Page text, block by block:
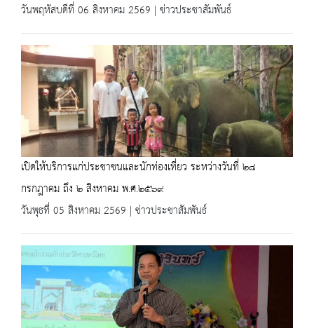
วันพฤหัสบดีที่ 06 สิงหาคม 2569 | ข่าวประชาสัมพันธ์
เปิดให้บริการแก่ประชาชนและนักท่องเที่ยว ระหว่างวันที่ ๒๘
กรกฎาคม ถึง ๒ สิงหาคม พ.ศ.๒๕๖๙
วันพุธที่ 05 สิงหาคม 2569 | ข่าวประชาสัมพันธ์